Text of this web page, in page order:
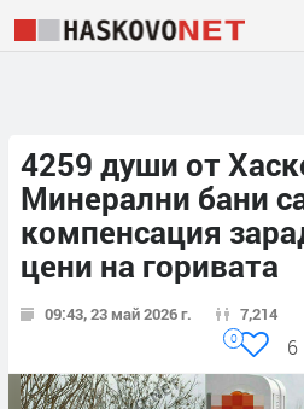
4259 души от
Минерални бани
компенсация
цени на горивата
09:43, 23 май 2026 г. 7,214
6
0